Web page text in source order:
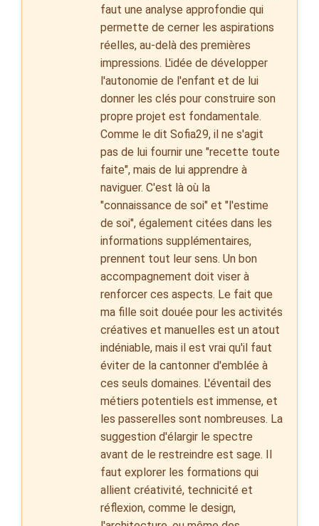
faut une analyse approfondie qui
permette de cerner les aspirations
réelles, au-delà des premières
impressions. L'idée de développer
l'autonomie de l'enfant et de lui
donner les clés pour construire son
propre projet est fondamentale.
Comme le dit Sofia29, il ne s'agit
pas de lui fournir une "recette toute
faite", mais de lui apprendre à
naviguer. C'est là où la
"connaissance de soi" et "l'estime
de soi", également citées dans les
informations supplémentaires,
prennent tout leur sens. Un bon
accompagnement doit viser à
renforcer ces aspects. Le fait que
ma fille soit douée pour les activités
créatives et manuelles est un atout
indéniable, mais il est vrai qu'il faut
éviter de la cantonner d'emblée à
ces seuls domaines. L'éventail des
métiers potentiels est immense, et
les passerelles sont nombreuses. La
suggestion d'élargir le spectre
avant de le restreindre est sage. Il
faut explorer les formations qui
allient créativité, technicité et
réflexion, comme le design,